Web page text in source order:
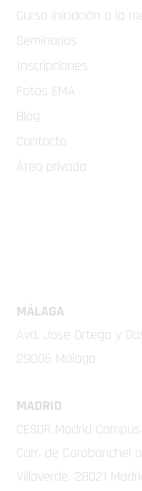
Curso iniciación a la
Seminarios
Inscripciones
Fotos EMA
Blog
Contacto
Área privada
MÁLAGA
Avd. José Ortega y
29006 Málaga
MADRID
CESUR Madrid
Carr. de Carabanchel
Villaverde, 28021